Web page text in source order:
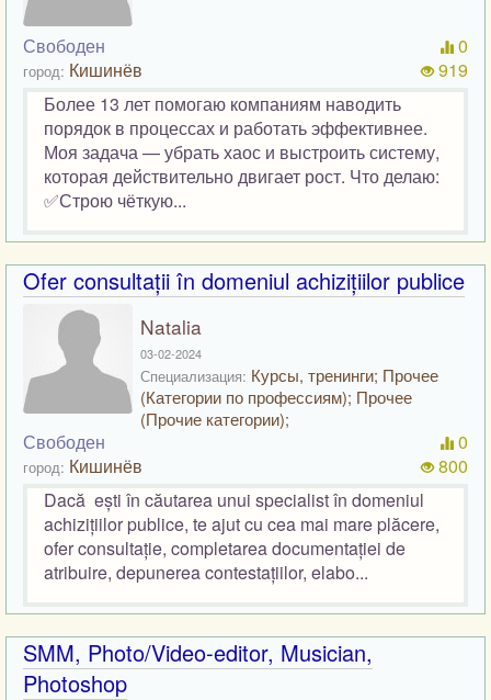
Свободен
город: Кишинёв
0
919
Более 13 лет помогаю компаниям наводить
порядок в процессах и работать эффективнее.
Моя задача — убрать хаос и выстроить систему,
которая действительно двигает рост. Что делаю:
✅Строю чёткую...
Ofer consultații în domeniul achizițiilor publice
Natalia
03-02-2024
Специализация: Курсы, тренинги; Прочее
(Категории по профессиям); Прочее
(Прочие категории);
Свободен
город: Кишинёв
0
800
Dacă ești în căutarea unui specialist în domeniul
achizițiilor publice, te ajut cu cea mai mare plăcere,
ofer consultație, completarea documentației de
atribuire, depunerea contestațiilor, elabo...
SMM, Photo/Video-editor, Musician,
Photoshop